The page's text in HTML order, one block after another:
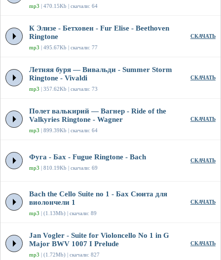
mp3 | 470.15Kb | скачали: 64
К Элизе - Бетховен - Fur Elise - Beethoven
Ringtone
mp3 | 495.67Kb | скачали: 77
СКАЧАТЬ
Летняя буря — Вивальди - Summer Storm
Ringtone - Vivaldi
mp3 | 357.62Kb | скачали: 73
СКАЧАТЬ
Полет валькирий — Вагнер - Ride of the
Valkyries Ringtone - Wagner
mp3 | 899.39Kb | скачали: 64
СКАЧАТЬ
Фуга - Бах - Fugue Ringtone - Bach
mp3 | 810.19Kb | скачали: 69
СКАЧАТЬ
Bach the Cello Suite no 1 - Бах Сюита для
виолончели 1
mp3 | (1.13Mb) | скачали: 89
СКАЧАТЬ
Jan Vogler - Suite for Violoncello No 1 in G
Major BWV 1007 I Prelude
mp3 | (1.72Mb) | скачали: 827
СКАЧАТЬ